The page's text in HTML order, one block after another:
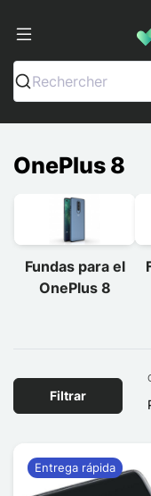
Rechercher
OnePlus 8
Fundas para el
OnePlus 8
Filtrar
Entrega rápida